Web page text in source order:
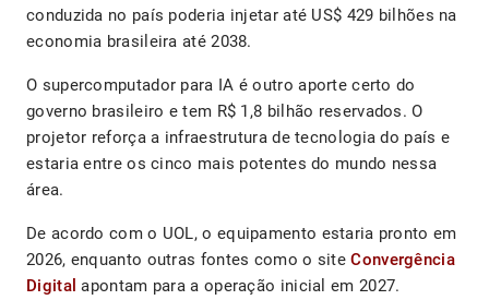
conduzida no país poderia injetar até US$ 429 bilhões na
economia brasileira até 2038.
O supercomputador para IA é outro aporte certo do
governo brasileiro e tem R$ 1,8 bilhão reservados. O
projetor reforça a infraestrutura de tecnologia do país e
estaria entre os cinco mais potentes do mundo nessa
área.
De acordo com o UOL, o equipamento estaria pronto em
2026, enquanto outras fontes como o siteConvergência
Digital apontam para a operação inicial em 2027.